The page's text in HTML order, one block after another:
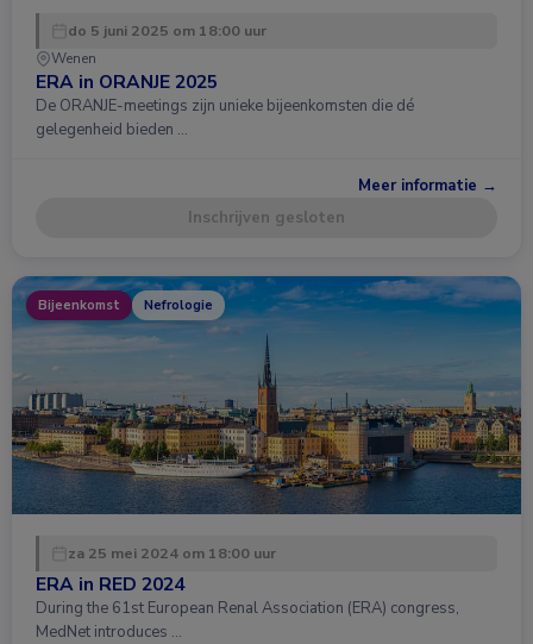
do 5 juni 2025 om 18:00 uur
Wenen
ERA in ORANJE 2025
De ORANJE-meetings zijn unieke bijeenkomsten die dé
gelegenheid bieden …
Meer informatie →
Inschrijven gesloten
Bijeenkomst Nefrologie
za 25 mei 2024 om 18:00 uur
ERA in RED 2024
During the 61st European Renal Association (ERA) congress,
MedNet introduces …